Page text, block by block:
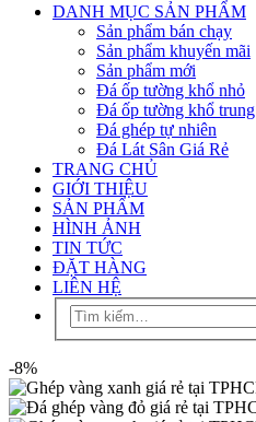
DANH MỤC SẢN PHẨM
Sản phẩm bán chạy
Sản phẩm khuyến mãi
Sản phẩm mới
Đá ốp tường khổ nhỏ
Đá ốp tường khổ trung
Đá ghép tự nhiên
Đá Lát Sân Giá Rẻ
TRANG CHỦ
GIỚI THIỆU
SẢN PHẨM
HÌNH ẢNH
TIN TỨC
ĐẶT HÀNG
LIÊN HỆ
-8%